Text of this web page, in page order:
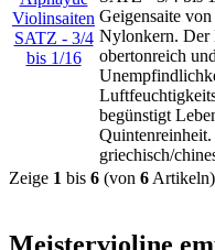
Geigensaite
Nylonkern. Der
obertonreich
begünstigt
griechisch/
Zeige 1 bis 6 (von 6 Artikeln)
Meistervioline